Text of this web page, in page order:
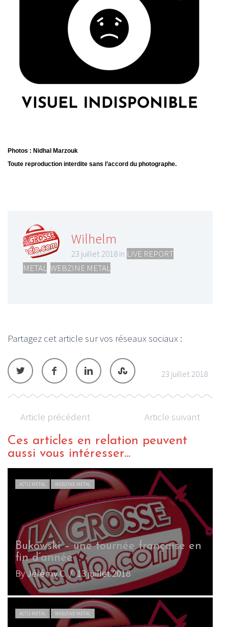
Photos : Nidhal Marzouk
Toute reproduction interdite sans l’accord du photographe.
Wilhelm
23 juillet 2018 in LIVE REPORT
METAL WEBZINE METAL
Partagez cet article sur vos réseaux sociaux :
23 juillet 2018
Article précédent Article suivant
Ces articles en relation peuvent
aussi vous intéresser...
ACTU METAL WEBZINE METAL
Bukowski – une tournée française en
fin d’année
By Jérémy C/ 13 juillet 2018
ACTU METAL WEBZINE METAL